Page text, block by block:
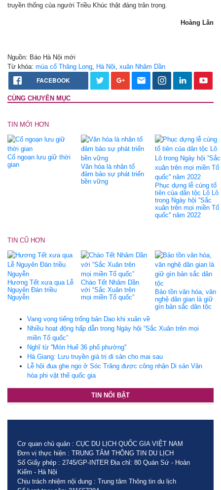
truyền thống của người Triều Khúc thật đáng trân trọng.
Hoàng Lân
Nguồn: Báo Hà Nội mới
Từ khóa: múa cổ Thăng Long Hà Nội xuân Nhâm Dần
FACEBOOK
CÙNG CHUYÊN MỤC
TIN MỚI HƠN
Cổ ngoạn lưu giữ thời
gian
Văn hóa là nhân tố
đảm bảo sự phát triển
bền vững
Phục dựng lễ cúng tổ
tiên của dân tộc Lô Lô
trong Ngày hội ''Sắc
xuân trên mọi miền Tổ
quốc'' năm 2022
TIN CŨ HƠN
Hương Tết xưa qua Lễ
Nguyên Đán triều
Nguyễn
Chào Tết Nhâm Dần
với “Sắc Xuân trên
mọi miền Tổ quốc”
Bảo tồn văn hóa, văn
nghệ dân gian là giữ
gìn bản sắc dân tộc
Vang vọng tiếng trống bản Dao khi xuân về
Nhiều hoạt động hấp dẫn trong Ngày hội “Sắc Xuân trên mọi
miền Tổ quốc”
Nghĩ từ ''Món Huế 36 phố phường''
Hà Giang: Lưu truyền giá trị di sản cho mai sau
Lễ hội đua ghe ngo ở Sóc Trăng được công nhận Di sản Văn
hóa phi vật thể quốc gia
TIN NỔI BẬT
Cơ quan chủ quản : CỤC DU LỊCH QUỐC GIA VIỆT NAM
Đơn vị thực hiện : TRUNG TÂM THÔNG TIN DU LỊCH
Số Giấy phép : 2745/GP-INTER Địa chỉ: 80 Quán Sứ - Hoàn
Kiếm - Hà Nội
Chịu trách nhiệm nội dung : Trung tâm Thông tin du lịch